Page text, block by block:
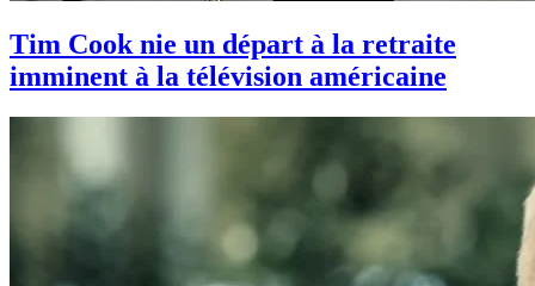
Tim Cook nie un départ à la retraite
imminent à la télévision américaine